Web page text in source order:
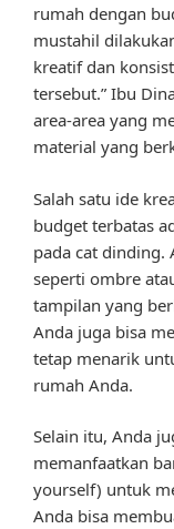
rumah dengan
mustahil
kreatif dan
tersebut.” Ibu
area-area yang
material yang
Salah satu ide
budget terbatas
pada cat dinding.
seperti ombre
tampilan yang
Anda juga bisa
tetap menarik
rumah Anda.
Selain itu, Anda
memanfaatkan
yourself) untuk
Anda bisa